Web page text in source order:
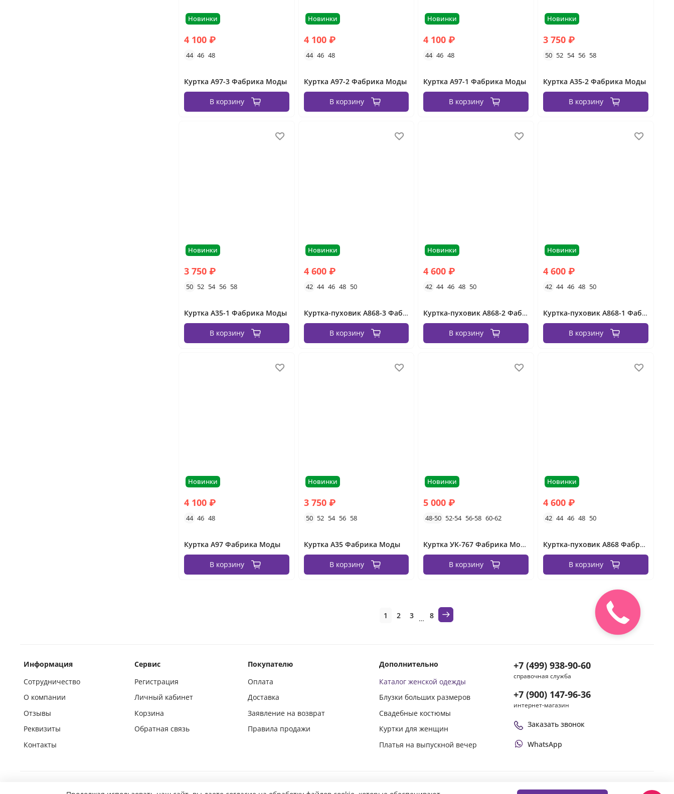
Новинки
4 100 ₽
44 46 48
Куртка А97-3 Фабрика Моды
В корзину
Новинки
4 100 ₽
44 46 48
Куртка А97-2 Фабрика Моды
В корзину
Новинки
4 100 ₽
44 46 48
Куртка А97-1 Фабрика Моды
В корзину
Новинки
3 750 ₽
50 52 54 56 58
Куртка А35-2 Фабрика Моды
В корзину
Новинки
3 750 ₽
50 52 54 56 58
Куртка А35-1 Фабрика Моды
В корзину
Новинки
4 600 ₽
42 44 46 48 50
Куртка-пуховик А868-3 Фабрика Моды
В корзину
Новинки
4 600 ₽
42 44 46 48 50
Куртка-пуховик А868-2 Фабрика Моды
В корзину
Новинки
4 600 ₽
42 44 46 48 50
Куртка-пуховик А868-1 Фабрика Моды
В корзину
Новинки
4 100 ₽
44 46 48
Куртка А97 Фабрика Моды
В корзину
Новинки
3 750 ₽
50 52 54 56 58
Куртка А35 Фабрика Моды
В корзину
Новинки
5 000 ₽
48-50 52-54 56-58 60-62
Куртка УК-767 Фабрика Моды
В корзину
Новинки
4 600 ₽
42 44 46 48 50
Куртка-пуховик А868 Фабрика Моды
В корзину
1 2 3 … 8
Информация
Сотрудничество
О компании
Отзывы
Реквизиты
Контакты
Сервис
Регистрация
Личный кабинет
Корзина
Обратная связь
Покупателю
Оплата
Доставка
Заявление на возврат
Правила продажи
Дополнительно
Каталог женской одежды
Блузки больших размеров
Свадебные костюмы
Куртки для женщин
Платья на выпускной вечер
+7 (499) 938-90-60
справочная служба
+7 (900) 147-96-36
интернет-магазин
Заказать звонок
WhatsApp
Подпишись и следи за новинками в социальных сетях Оплачивай покупки удобным способом